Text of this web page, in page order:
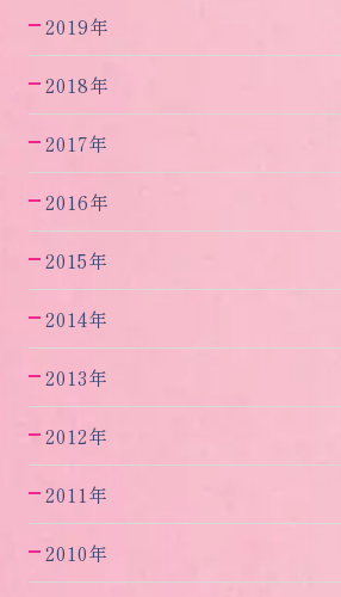
2019年
2018年
2017年
2016年
2015年
2014年
2013年
2012年
2011年
2010年